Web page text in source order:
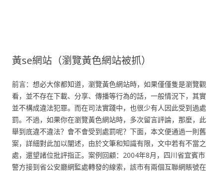
黃se網站（瀏覽黃色網站被抓）
前言：想必大傢都知道，瀏覽黃色網站時，如果僅僅隻是瀏覽觀
看，並不存在下載、分享、傳播等行為的話，一般情況下，其實
並不構成違法犯罪。而在司法實踐中，也很少有人因此受到過處
罰。不過，如果你在瀏覽黃色網站時，多次留言評論，那麼，此
舉到底違不違法？會不會受到處罰呢？下面，本文便通過一則舊
案，詳細對此加以闡述，由於文筆和知識有限，文中若有不當之
處，還望諸位批評指正。案例回顧：2004年8月，四川省宜賓市
警方接到省公安廳網監處轉發的線索，該市有兩個互聯網賬號在